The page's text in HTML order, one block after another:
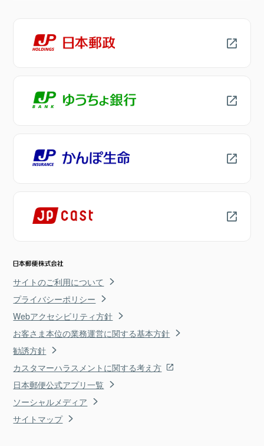
サイトのご利用について
プライバシーポリシー
Webアクセシビリティ方針
お客さま本位の業務運営に関する基本方針
勧誘方針
カスタマーハラスメントに関する考え方
日本郵便公式アプリ一覧
ソーシャルメディア
サイトマップ